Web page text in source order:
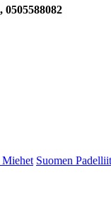
Miehet Suomen